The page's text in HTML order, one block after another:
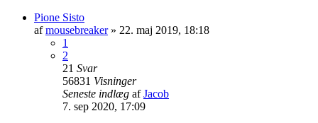
Pione Sisto
afmousebreaker» 22. maj 2019, 18:18
1
2
21 Svar
56831 Visninger
Seneste indlæg afJacob
7. sep 2020, 17:09